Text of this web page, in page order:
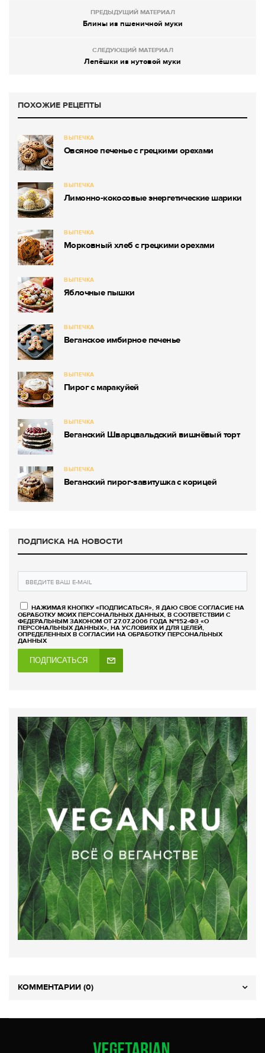
ПРЕДЫДУЩИЙ МАТЕРИАЛ
Блины из пшеничной муки
СЛЕДУЮЩИЙ МАТЕРИАЛ
Лепёшки из нутовой муки
ПОХОЖИЕ РЕЦЕПТЫ
ВЫПЕЧКА
Овсяное печенье с грецкими орехами
ВЫПЕЧКА
Лимонно-кокосовые энергетические шарики
ВЫПЕЧКА
Морковный хлеб с грецкими орехами
ВЫПЕЧКА
Яблочные пышки
ВЫПЕЧКА
Веганское имбирное печенье
ВЫПЕЧКА
Пирог с маракуйей
ВЫПЕЧКА
Веганский Шварцвальдский вишнёвый торт
ВЫПЕЧКА
Веганский пирог-завитушка с корицей
ПОДПИСКА НА НОВОСТИ
НАЖИМАЯ КНОПКУ «ПОДПИСАТЬСЯ», Я ДАЮ СВОЕ СОГЛАСИЕ НА
ОБРАБОТКУ МОИХ ПЕРСОНАЛЬНЫХ ДАННЫХ, В СООТВЕТСТВИИ С
ФЕДЕРАЛЬНЫМ ЗАКОНОМ ОТ 27.07.2006 ГОДА №152-ФЗ «О
ПЕРСОНАЛЬНЫХ ДАННЫХ», НА УСЛОВИЯХ И ДЛЯ ЦЕЛЕЙ,
ОПРЕДЕЛЕННЫХ В СОГЛАСИИ НА ОБРАБОТКУ ПЕРСОНАЛЬНЫХ
ДАННЫХ
ПОДПИСАТЬСЯ
КОММЕНТАРИИ (0)